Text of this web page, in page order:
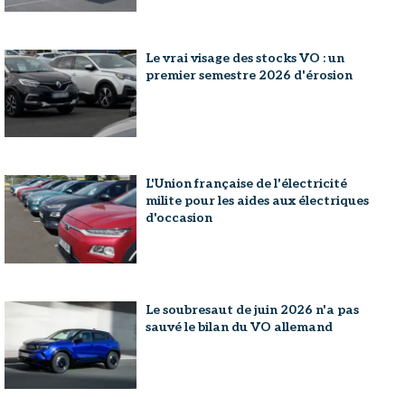
Le vrai visage des stocks VO : un
premier semestre 2026 d'érosion
L'Union française de l'électricité
milite pour les aides aux électriques
d'occasion
Le soubresaut de juin 2026 n'a pas
sauvé le bilan du VO allemand